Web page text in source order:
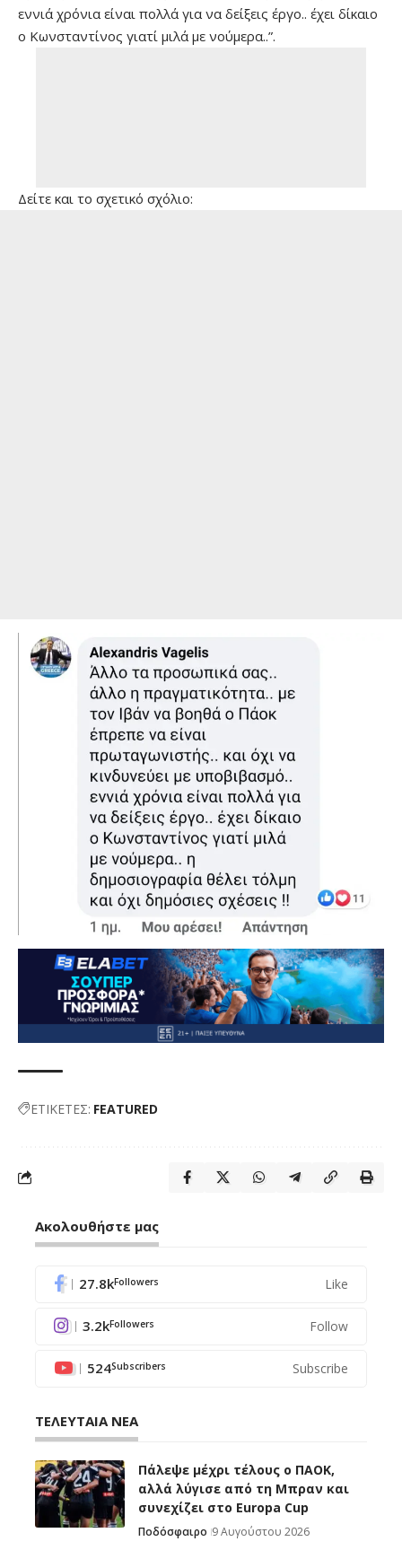
εννιά χρόνια είναι πολλά για να δείξεις έργο.. έχει δίκαιο
ο Κωνσταντίνος γιατί μιλά με νούμερα..”.
Δείτε και το σχετικό σχόλιο:
ΕΤΙΚΕΤΕΣ: FEATURED
Ακολουθήστε μας
27.8kFollowers Like
3.2kFollowers Follow
524Subscribers Subscribe
ΤΕΛΕΥΤΑΙΑ ΝΕΑ
Πάλεψε μέχρι τέλους ο ΠΑΟΚ,
αλλά λύγισε από τη Μπραν και
συνεχίζει στο Europa Cup
Ποδόσφαιρο 9 Αυγούστου 2026